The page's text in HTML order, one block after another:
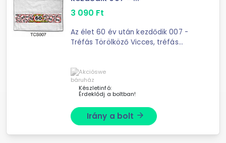
3 090 Ft
Az élet 60 év után kezdődik 007 -
Tréfás Törölköző Vicces, tréfás
pamut
Készletinfó:
Érdeklődj a boltban!
Irány a bolt arrow_forward